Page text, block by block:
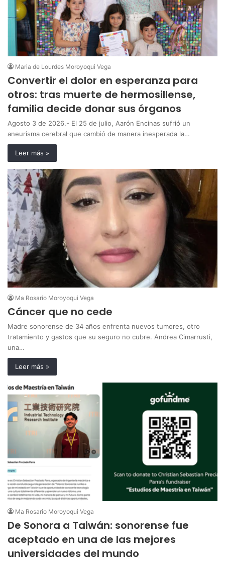
Maria de Lourdes Moroyoqui Vega
Convertir el dolor en esperanza para
otros: tras muerte de hermosillense,
familia decide donar sus órganos
Agosto 3 de 2026.- El 25 de julio, Aarón Encinas sufrió un
aneurisma cerebral que cambió de manera inesperada la…
Leer más »
Ma Rosario Moroyoqui Vega
Cáncer que no cede
Madre sonorense de 34 años enfrenta nuevos tumores, otro
tratamiento y gastos que su seguro no cubre. Andrea Cimarrusti,
una…
Leer más »
Ma Rosario Moroyoqui Vega
De Sonora a Taiwán: sonorense fue
aceptado en una de las mejores
universidades del mundo